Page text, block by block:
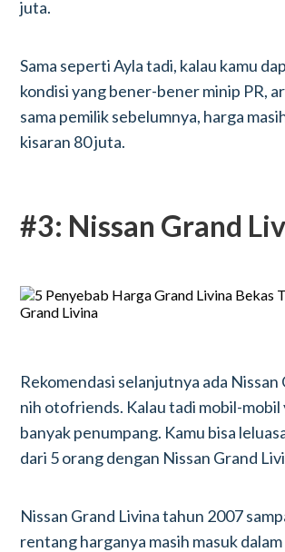
juta.
Sama seperti Ayla tadi, kalau kamu
kondisi yang bener-bener minip PR,
sama pemilik sebelumnya, harga
kisaran 80 juta.
#3: Nissan Grand
Rekomendasi selanjutnya ada Nissan
nih otofriends. Kalau tadi mobil-mobil
banyak penumpang. Kamu bisa
dari 5 orang dengan Nissan Grand
Nissan Grand Livina tahun 2007
rentang harganya masih masuk